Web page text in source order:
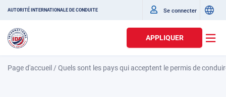
AUTORITÉ INTERNATIONALE DE CONDUITE Se connecter
APPLIQUER
Page d'accueil /Quels sont les pays qui acceptent le permis de